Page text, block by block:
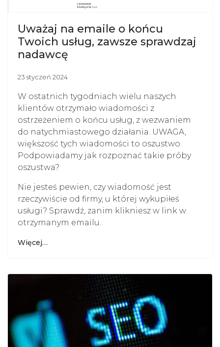
Uważaj na emaile o końcu
Twoich usług, zawsze sprawdzaj
nadawcę
23 styczeń 2024
W ostatnich tygodniach wielu naszych
klientów otrzymało wiadomości z
ostrzeżeniem o końcu usług, z wezwaniem
do natychmiastowego działania. UWAGA,
większość tych wiadomości to oszustwo.
Podpowiadamy jak rozpoznać takie próby
oszustwa?
Nie jesteś pewien, czy wiadomość jest
rzeczywiście od firmy, u której wykupiłeś
usługi? Sprawdź, zanim klikniesz w link w
otrzymanym emailu.
Więcej…